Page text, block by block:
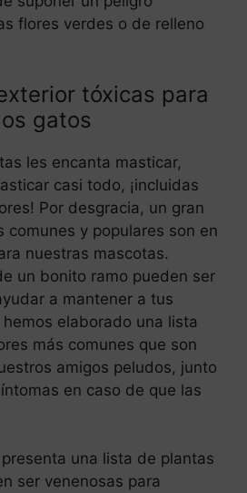
flores verdes o de relleno
tóxicas para
gatos
les encanta masticar,
casi todo, ¡incluidas
Por desgracia, un gran
comunes y populares son en
nuestras mascotas.
un bonito ramo pueden ser
a mantener a tus
elaborado una lista
más comunes que son
amigos peludos, junto
en caso de que las
una lista de plantas
ser venenosas para